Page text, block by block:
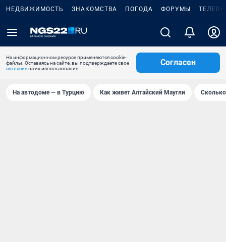
НЕДВИЖИМОСТЬ ЗНАКОМСТВА ПОГОДА ФОРУМЫ
На информационном ресурсе применяются cookie-
файлы. Оставаясь на сайте, вы подтверждаете свое
согласиена их использование.
Согласен
На автодоме — в Турцию Как живет Алтайский Маугли